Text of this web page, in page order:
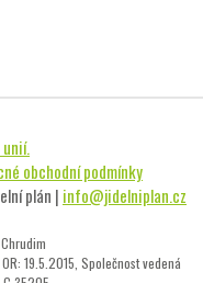
obchodní podmínky
plán | info@jidelniplan.cz
19.5.2015, Společnost vedená